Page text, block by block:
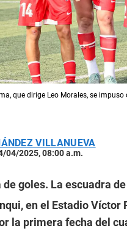
que dirige Leo Morales, se
VILLANUEVA
04/2025, 08:00 a.m.
de goles. La escuadra de
en el Estadio Víctor
la primera fecha del